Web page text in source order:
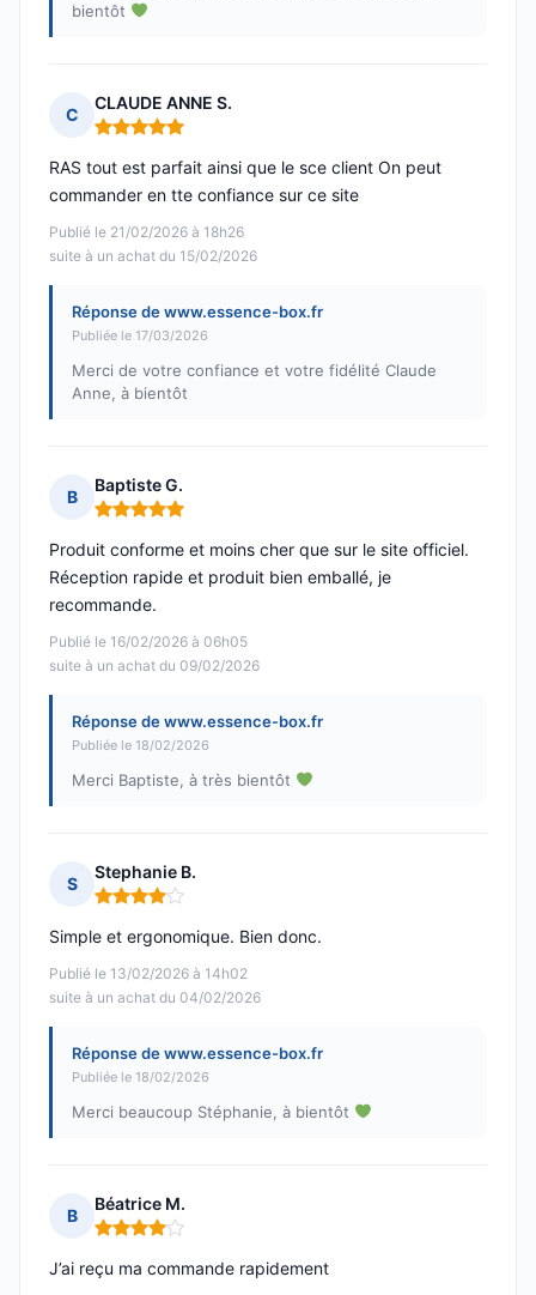
bientôt
C
CLAUDE ANNE S.
Note : 5 sur 5
Publié le 21/02/2026 à 18h26
suite à un achat du 15/02/2026
RAS tout est parfait ainsi que le sce client On peut
commander en tte confiance sur ce site
Réponse de www.essence-box.fr
Publiée le 17/03/2026
Merci de votre confiance et votre fidélité Claude
Anne, à bientôt
B
Baptiste G.
Note : 5 sur 5
Publié le 16/02/2026 à 06h05
suite à un achat du 09/02/2026
Produit conforme et moins cher que sur le site officiel.
Réception rapide et produit bien emballé, je
recommande.
Réponse de www.essence-box.fr
Publiée le 18/02/2026
Merci Baptiste, à très bientôt
S
Stephanie B.
Note : 4 sur 5
Publié le 13/02/2026 à 14h02
suite à un achat du 04/02/2026
Simple et ergonomique. Bien donc.
Réponse de www.essence-box.fr
Publiée le 18/02/2026
Merci beaucoup Stéphanie, à bientôt
B
Béatrice M.
Note : 4 sur 5
J’ai reçu ma commande rapidement